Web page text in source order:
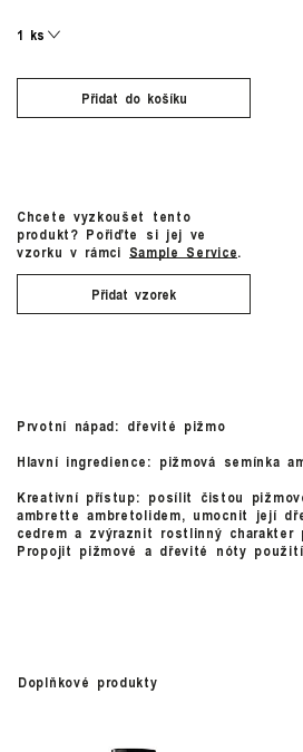
Přidat do košíku
Chcete vyzkoušet tento
produkt? Pořiďte si jej ve
vzorku v rámci Sample Service.
Přidat vzorek
Prvotní nápad: dřevité pižmo
Hlavní ingredience: pižmová semínka
Kreativní přístup: posílit čistou
ambrette ambretolidem, umocnit její
cedrem a zvýraznit rostlinný charakter
Propojit pižmové a dřevité nóty
Doplňkové produkty